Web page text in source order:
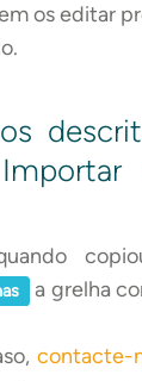
os editar
a grelha
contacte-